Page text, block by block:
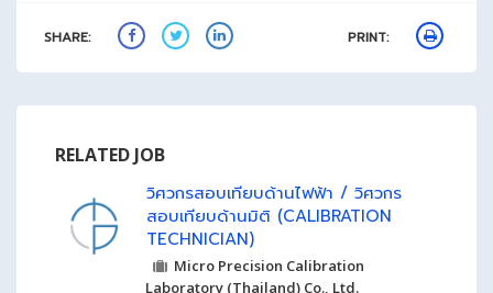
SHARE: PRINT:
RELATED JOB
วิศวกรสอบเทียบด้านไฟฟ้า / วิศวกร
สอบเทียบด้านมิติ (CALIBRATION
TECHNICIAN)
Micro Precision Calibration
Laboratory (Thailand) Co., Ltd.